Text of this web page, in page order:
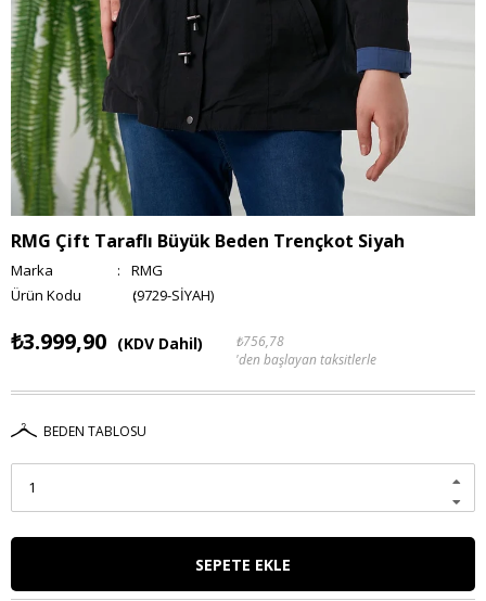
RMG Çift Taraflı Büyük Beden Trençkot Siyah
Marka :
RMG
(9729-SİYAH)
₺3.999,90 (KDV Dahil)
₺756,78
'den başlayan taksitlerle
BEDEN TABLOSU